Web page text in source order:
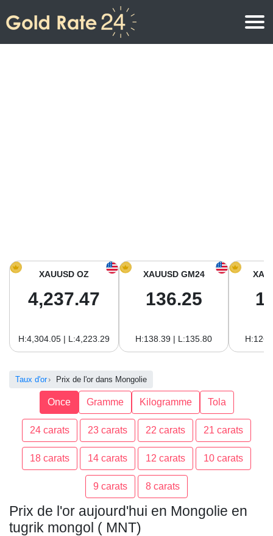
Prix de l’or aujourd’hui en Amérique du Sud
XAUUSD OZ
4,237.47
H:4,304.05 | L:4,223.29
XAUUSD GM24
136.25
H:138.39 | L:135.80
Taux d'or Prix de l'or dans Mongolie
Once Gramme Kilogramme Tola
24 carats 23 carats 22 carats 21 carats
18 carats 14 carats 12 carats 10 carats
9 carats 8 carats
Prix de l'or aujourd'hui en Mongolie en
tugrik mongol ( MNT)